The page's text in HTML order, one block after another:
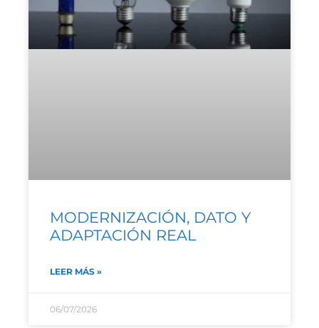
MODERNIZACIÓN, DATO Y
ADAPTACIÓN REAL
LEER MÁS »
06/07/2026